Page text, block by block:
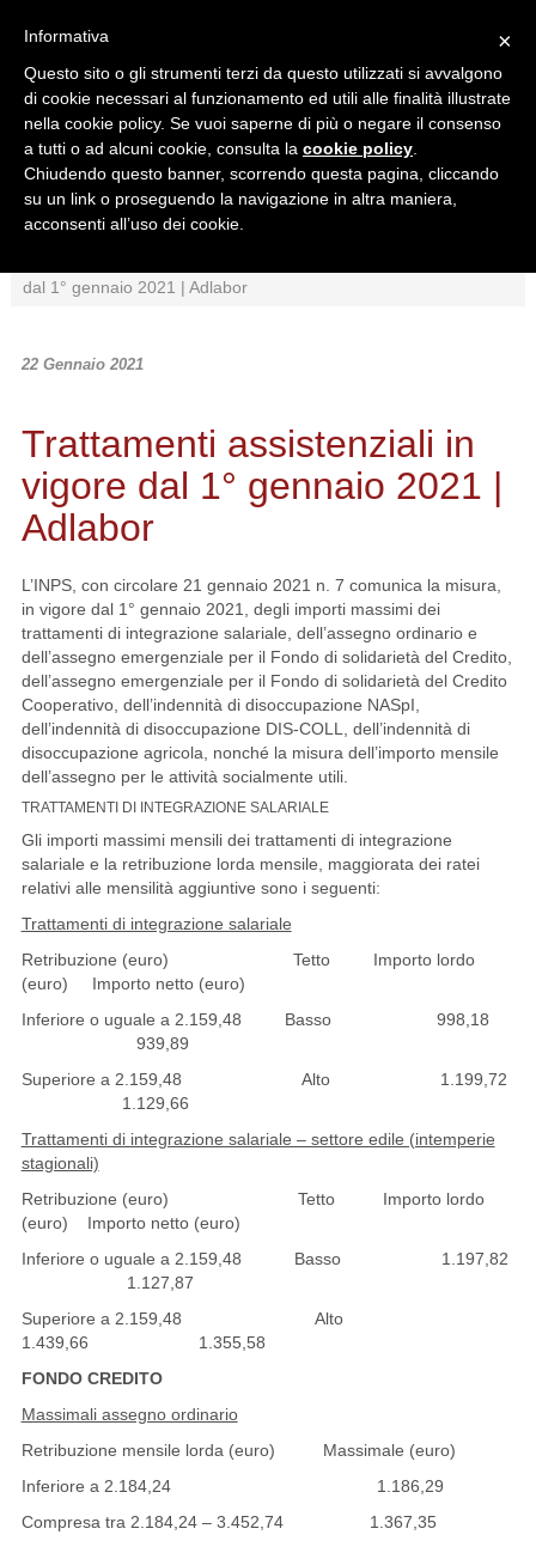
Ricerca in:
Sezione corrente
Tutto il sito
dal 1° gennaio 2021 | Adlabor
22 Gennaio 2021
Trattamenti assistenziali in
vigore dal 1° gennaio 2021 |
Adlabor
L’INPS, con circolare 21 gennaio 2021 n. 7 comunica la misura,
in vigore dal 1° gennaio 2021, degli importi massimi dei
trattamenti di integrazione salariale, dell’assegno ordinario e
dell’assegno emergenziale per il Fondo di solidarietà del Credito,
dell’assegno emergenziale per il Fondo di solidarietà del Credito
Cooperativo, dell’indennità di disoccupazione NASpI,
dell’indennità di disoccupazione DIS-COLL, dell’indennità di
disoccupazione agricola, nonché la misura dell’importo mensile
dell’assegno per le attività socialmente utili.
TRATTAMENTI DI INTEGRAZIONE SALARIALE
Gli importi massimi mensili dei trattamenti di integrazione
salariale e la retribuzione lorda mensile, maggiorata dei ratei
relativi alle mensilità aggiuntive sono i seguenti:
Trattamenti di integrazione salariale
Retribuzione (euro) Tetto Importo lordo
(euro) Importo netto (euro)
Inferiore o uguale a 2.159,48 Basso 998,18
939,89
Superiore a 2.159,48 Alto 1.199,72
1.129,66
Trattamenti di integrazione salariale – settore edile (intemperie
stagionali)
Retribuzione (euro) Tetto Importo lordo
(euro) Importo netto (euro)
Inferiore o uguale a 2.159,48 Basso 1.197,82
1.127,87
Superiore a 2.159,48 Alto
1.439,66 1.355,58
FONDO CREDITO
Massimali assegno ordinario
Retribuzione mensile lorda (euro) Massimale (euro)
Inferiore a 2.184,24 1.186,29
Compresa tra 2.184,24 – 3.452,74 1.367,35
×
Informativa
Questo sito o gli strumenti terzi da questo utilizzati si avvalgono
di cookie necessari al funzionamento ed utili alle finalità illustrate
nella cookie policy. Se vuoi saperne di più o negare il consenso
a tutti o ad alcuni cookie, consulta la cookie policy
Chiudendo questo banner, scorrendo questa pagina, cliccando
su un link o proseguendo la navigazione in altra maniera,
acconsenti all’uso dei cookie.